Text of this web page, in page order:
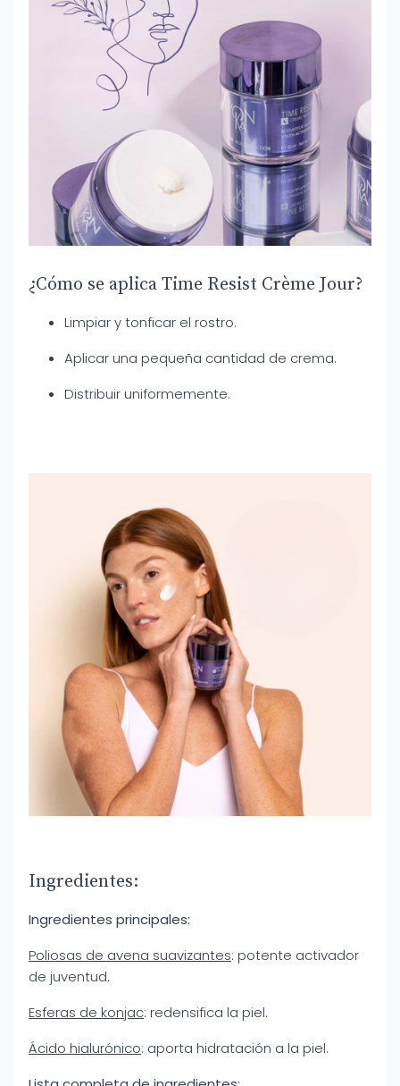
¿Cómo se aplica Time Resist Crème Jour?
Limpiar y tonficar el rostro.
Aplicar una pequeña cantidad de crema.
Distribuir uniformemente.
Ingredientes:
Ingredientes principales:
Poliosas de avena suavizantes: potente activador
de juventud.
Esferas de konjac: redensifica la piel.
Ácido hialurónico: aporta hidratación a la piel.